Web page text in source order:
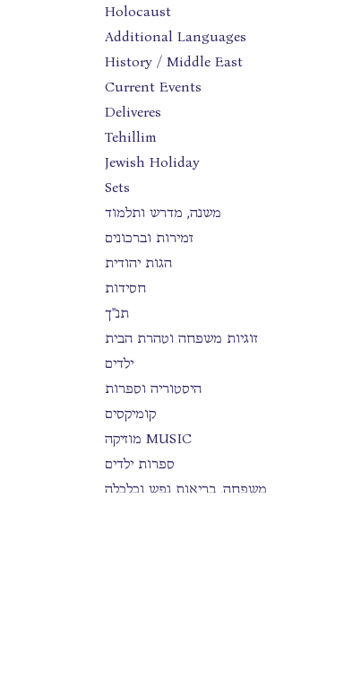
Holocaust
Additional Languages
History / Middle East
Current Events
Deliveres
Tehillim
Jewish Holiday
Sets
משנה, מדרש ותלמוד
זמירות וברכונים
הגות יהודית
חסידות
תנ"ך
זוגיות משפחה וטהרת הבית
ילדים
היסטוריה וספרות
קומיקסים
מוזיקה MUSIC
ספרות ילדים
משפחה, בריאות נפש וכלכלה